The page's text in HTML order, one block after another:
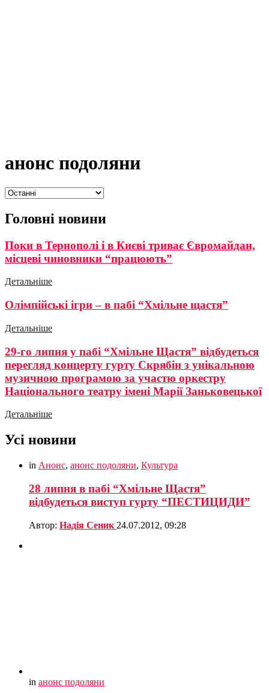
анонс подоляни
Головні новини
Поки в Тернополі і в Києві триває Євромайдан,
місцеві чиновники “працюють”
Детальніше
Олімпійські ігри – в пабі “Хмільне щастя”
Детальніше
29-го липня у пабі “Хмільне Щастя” відбудеться
перегляд концерту гурту Скрябін з унікальною
музичною програмою за участю оркестру
Національного театру імені Марії Заньковецької
Детальніше
Усі новини
in Анонс, анонс подоляни, Культура
28 липня в пабі “Хмільне Щастя”
відбудеться виступ гурту “ПЕСТИЦИДИ”
Автор: Надія Сеник 24.07.2012, 09:28
in анонс подоляни